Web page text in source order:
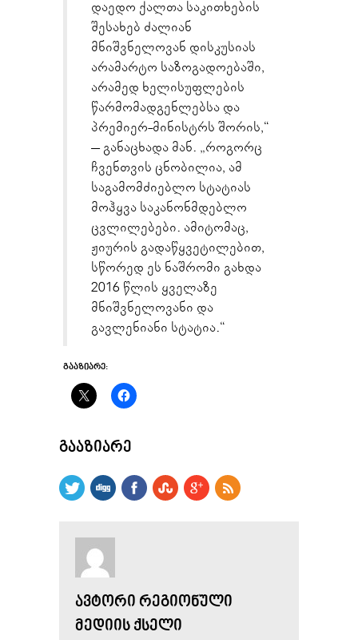
დაედო ქალთა საკითხების
შესახებ ძალიან
მნიშვნელოვან დისკუსიას
არამარტო საზოგადოებაში,
არამედ ხელისუფლების
წარმომადგენლებსა და
პრემიერ-მინისტრს შორის,“
– განაცხადა მან. „როგორც
ჩვენთვის ცნობილია, ამ
საგამომძიებლო სტატიას
მოჰყვა საკანონმდებლო
ცვლილებები. ამიტომაც,
ჟიურის გადაწყვეტილებით,
სწორედ ეს ნაშრომი გახდა
2016 წლის ყველაზე
მნიშვნელოვანი და
გავლენიანი სტატია.“
ᲒᲐᲐᲖᲘᲐᲠᲔ:
ᲒᲐᲐᲖᲘᲐᲠᲔ
ᲐᲕᲢᲝᲠᲘ ᲠᲔᲒᲘᲝᲜᲣᲚᲘ
ᲛᲔᲓᲘᲘᲡ ᲥᲡᲔᲚᲘ